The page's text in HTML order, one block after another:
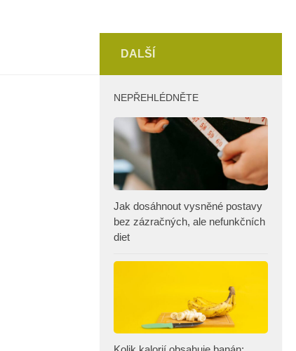
DALŠÍ
NEPŘEHLÉDNĚTE
Jak dosáhnout vysněné postavy
bez zázračných, ale nefunkčních
diet